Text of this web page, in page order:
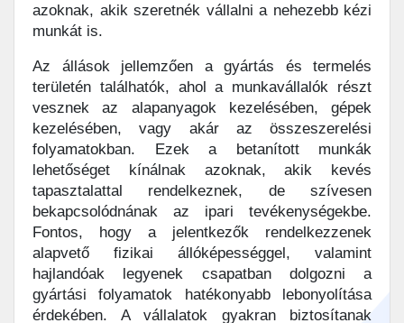
azoknak, akik szeretnék vállalni a nehezebb kézi
munkát is.
Az állások jellemzően a gyártás és termelés
területén találhatók, ahol a munkavállalók részt
vesznek az alapanyagok kezelésében, gépek
kezelésében, vagy akár az összeszerelési
folyamatokban. Ezek a betanított munkák
lehetőséget kínálnak azoknak, akik kevés
tapasztalattal rendelkeznek, de szívesen
bekapcsolódnának az ipari tevékenységekbe.
Fontos, hogy a jelentkezők rendelkezzenek
alapvető fizikai állóképességgel, valamint
hajlandóak legyenek csapatban dolgozni a
gyártási folyamatok hatékonyabb lebonyolítása
érdekében. A vállalatok gyakran biztosítanak